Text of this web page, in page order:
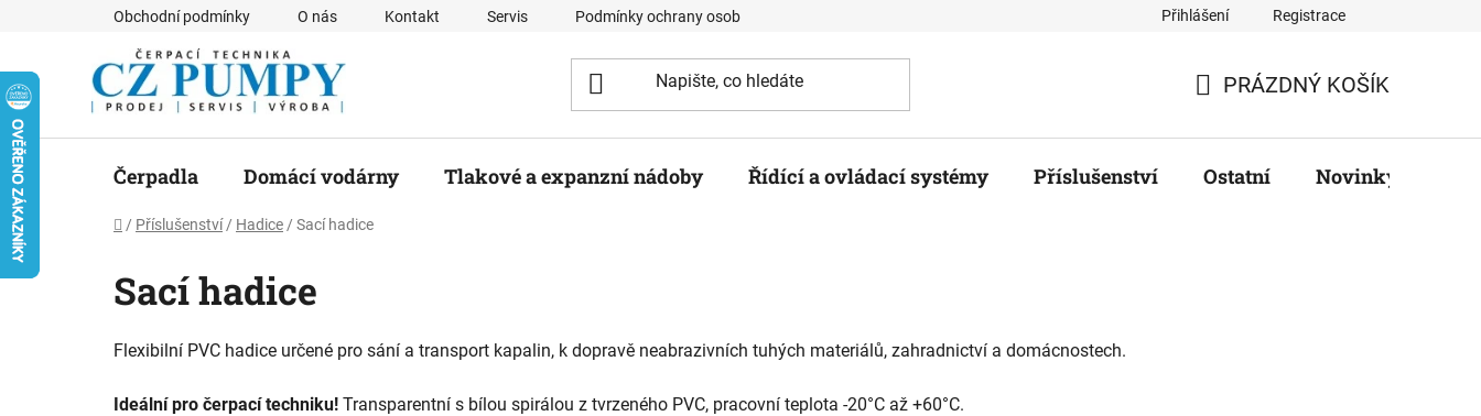
Obchodní podmínky O nás Kontakt Servis Podmínky ochrany osobních údajů Přihlášení Registrace
KOŠÍK
PRÁZDNÝ KOŠÍK
Čerpadla Domácí vodárny Tlakové a expanzní nádoby Řídící a ovládací systémy Příslušenství Ostatní Novinky
Domů
/ Příslušenství / Hadice / Sací hadice
Sací hadice
Flexibilní PVC hadice určené pro sání a transport kapalin, k dopravě neabrazivních tuhých materiálů, zahradnictví a domácnostech.
Ideální pro čerpací techniku! Transparentní s bílou spirálou z tvrzeného PVC, pracovní teplota -20°C až +60°C.